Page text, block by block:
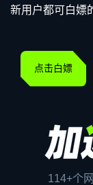
新用户都可白嫖
点击白嫖
114+个